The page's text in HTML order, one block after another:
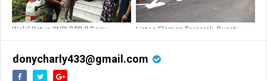
Wakil Ketua KNPI DPD-ll Barru
Lintas Elemen Tergerak, Bupati
donycharly433@gmail.com